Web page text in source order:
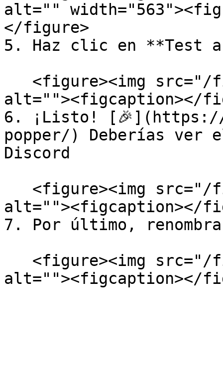
alt=""
</figure>
5. Haz clic en **Test
alt=""><figcaption></
6. ¡Listo! [🎉](https://
popper/) Deberías ver
Discord
alt=""><figcaption></
7. Por último,